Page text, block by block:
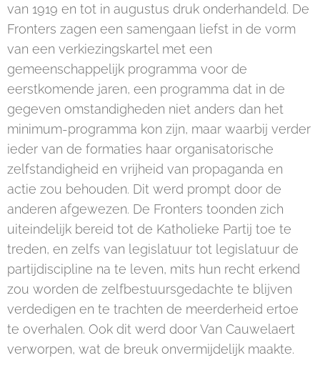
van 1919 en tot in augustus druk onderhandeld. De
Fronters zagen een samengaan liefst in de vorm
van een verkiezingskartel met een
gemeenschappelijk programma voor de
eerstkomende jaren, een programma dat in de
gegeven omstandigheden niet anders dan het
minimum-programma kon zijn, maar waarbij verder
ieder van de formaties haar organisatorische
zelfstandigheid en vrijheid van propaganda en
actie zou behouden. Dit werd prompt door de
anderen afgewezen. De Fronters toonden zich
uiteindelijk bereid tot de Katholieke Partij toe te
treden, en zelfs van legislatuur tot legislatuur de
partijdiscipline na te leven, mits hun recht erkend
zou worden de zelfbestuursgedachte te blijven
verdedigen en te trachten de meerderheid ertoe
te overhalen. Ook dit werd door Van Cauwelaert
verworpen, wat de breuk onvermijdelijk maakte.